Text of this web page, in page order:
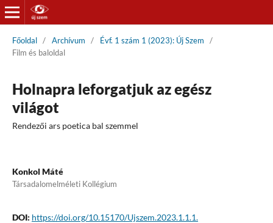
Főoldal / Archívum / Évf. 1 szám 1 (2023): Új Szem
/
Film és baloldal
Holnapra leforgatjuk az egész
világot
Rendezői ars poetica bal szemmel
Konkol Máté
Társadalomelméleti Kollégium
DOI: https://doi.org/10.15170/Ujszem.2023.1.1.1.